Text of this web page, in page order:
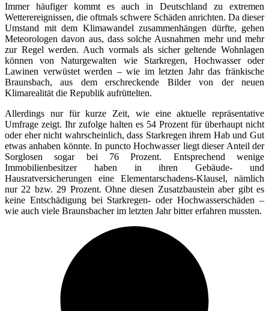
Immer häufiger kommt es auch in Deutschland zu extremen
Wetterereignissen, die oftmals schwere Schäden anrichten. Da dieser
Umstand mit dem Klimawandel zusammenhängen dürfte, gehen
Meteorologen davon aus, dass solche Ausnahmen mehr und mehr
zur Regel werden. Auch vormals als sicher geltende Wohnlagen
können von Naturgewalten wie Starkregen, Hochwasser oder
Lawinen verwüstet werden – wie im letzten Jahr das fränkische
Braunsbach, aus dem erschreckende Bilder von der neuen
Klimarealität die Republik aufrüttelten.
Allerdings nur für kurze Zeit, wie eine aktuelle repräsentative
Umfrage zeigt. Ihr zufolge halten es 54 Prozent für überhaupt nicht
oder eher nicht wahrscheinlich, dass Starkregen ihrem Hab und Gut
etwas anhaben könnte. In puncto Hochwasser liegt dieser Anteil der
Sorglosen sogar bei 76 Prozent. Entsprechend wenige
Immobilienbesitzer haben in ihren Gebäude- und
Hausratversicherungen eine Elementarschadens-Klausel, nämlich
nur 22 bzw. 29 Prozent. Ohne diesen Zusatzbaustein aber gibt es
keine Entschädigung bei Starkregen- oder Hochwasserschäden –
wie auch viele Braunsbacher im letzten Jahr bitter erfahren mussten.